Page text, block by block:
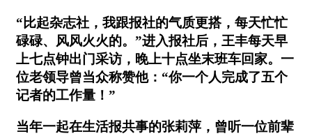
“比起杂志社，我跟报社的气质更搭，每天忙忙
碌碌、风风火火的。”进入报社后，王丰每天早
上七点钟出门采访，晚上十点坐末班车回家。一
位老领导曾当众称赞他：“你一个人完成了五个
记者的工作量！”
当年一起在生活报共事的张莉萍，曾听一位前辈